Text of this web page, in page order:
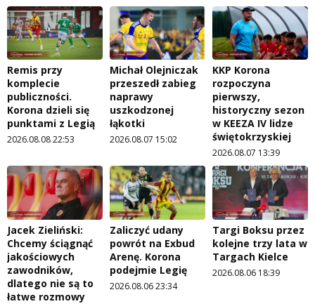
Remis przy
komplecie
publiczności.
Korona dzieli się
punktami z Legią
2026.08.08 22:53
Michał Olejniczak
przeszedł zabieg
naprawy
uszkodzonej
łąkotki
2026.08.07 15:02
KKP Korona
rozpoczyna
pierwszy,
historyczny sezon
w KEEZA IV lidze
świętokrzyskiej
2026.08.07 13:39
Jacek Zieliński:
Chcemy ściągnąć
jakościowych
zawodników,
dlatego nie są to
łatwe rozmowy
Zaliczyć udany
powrót na Exbud
Arenę. Korona
podejmie Legię
2026.08.06 23:34
Targi Boksu przez
kolejne trzy lata w
Targach Kielce
2026.08.06 18:39